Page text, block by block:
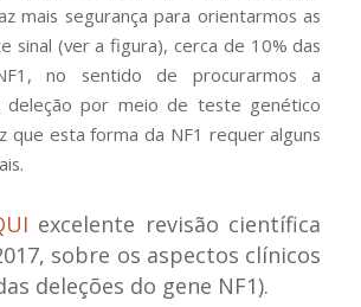
mais segurança para orientarmos as
sinal (ver a figura), cerca de 10% das
no sentido de procurarmos a
deleção por meio de teste genético
que esta forma da NF1 requer alguns
excelente revisão científica
sobre os aspectos clínicos
deleções do gene NF1).